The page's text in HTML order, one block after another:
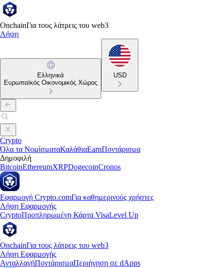
OnchainΓια τους λάτρεις του web3
Λήψη
Ελληνικά
Ευρωπαϊκός Οικονομικός Χώρος
USD
Crypto
Όλα τα ΝομίσματαΚαλάθιαEarnΠοντάρισμα
Δημοφιλή
BitcoinEthereumXRPDogecoinCronos
Εφαρμογή Crypto.comΓια καθημερινούς χρήστες
Λήψη Εφαρμογής
CryptoΠροπληρωμένη Κάρτα VisaLevel Up
OnchainΓια τους λάτρεις του web3
Λήψη Εφαρμογής
ΑνταλλαγήΠοντάρισμαΠεριήγηση σε dApps